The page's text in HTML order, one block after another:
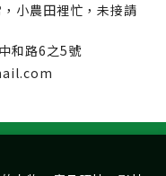
小農田裡忙，未接請
和路6之5號